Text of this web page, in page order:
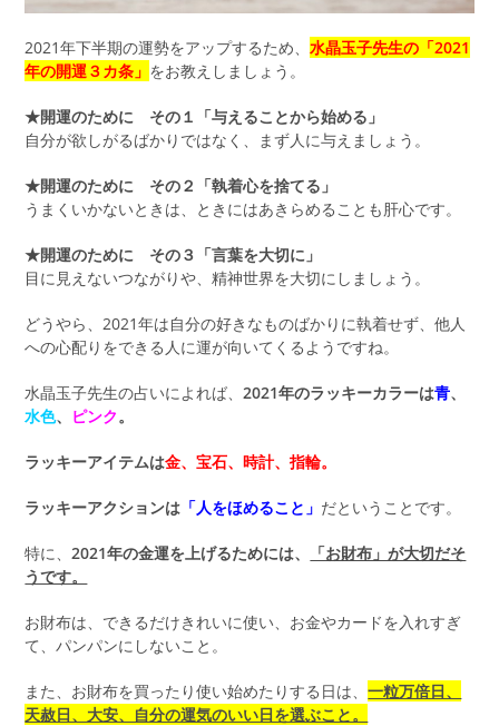
2021年下半期の運勢をアップするため、水晶玉子先生の「2021
年の開運３カ条」 をお教えしましょう。
★開運のために その１「与えることから始める」
自分が欲しがるばかりではなく、まず人に与えましょう。
★開運のために その２「執着心を捨てる」
うまくいかないときは、ときにはあきらめることも肝心です。
★開運のために その３「言葉を大切に」
目に見えないつながりや、精神世界を大切にしましょう。
どうやら、2021年は自分の好きなものばかりに執着せず、他人
への心配りをできる人に運が向いてくるようですね。
水晶玉子先生の占いによれば、2021年のラッキーカラーは青、
水色、 ピンク。
ラッキーアイテムは金、宝石、時計、指輪。
ラッキーアクションは 「人をほめること」 だということです。
特に、2021年の金運を上げるためには、
「お財布」が大切だそ
うです。
お財布は、できるだけきれいに使い、お金やカードを入れすぎ
て、パンパンにしないこと。
また、お財布を買ったり使い始めたりする日は、一粒万倍日、
天赦日、大安、自分の運気のいい日を選ぶこと。